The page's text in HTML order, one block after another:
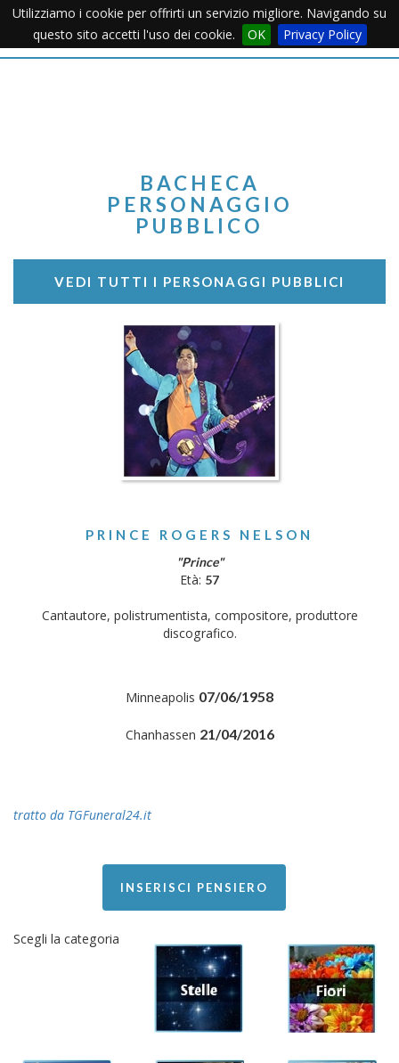
Utilizziamo i cookie per offrirti un servizio migliore. Navigando su
questo sito accetti l'uso dei cookie.
OK Privacy PolicyMenu
BACHECA
PERSONAGGIO
PUBBLICO
VEDI TUTTI I PERSONAGGI PUBBLICI
PRINCE ROGERS NELSON
"Prince"
Età: 57
Cantautore, polistrumentista, compositore, produttore
discografico.
Minneapolis 07/06/1958
Chanhassen 21/04/2016
tratto da TGFuneral24.it
INSERISCI PENSIERO
Scegli la categoria